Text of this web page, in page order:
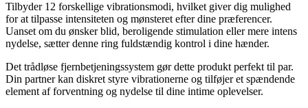
Tilbyder 12 forskellige vibrationsmodi, hvilket giver dig mulighed
for at tilpasse intensiteten og mønsteret efter dine præferencer.
Uanset om du ønsker blid, beroligende stimulation eller mere intens
nydelse, sætter denne ring fuldstændig kontrol i dine hænder.
Det trådløse fjernbetjeningssystem gør dette produkt perfekt til par.
Din partner kan diskret styre vibrationerne og tilføjer et spændende
element af forventning og nydelse til dine intime oplevelser.